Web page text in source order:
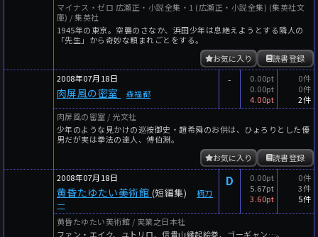
マイナス・ゼロ 広瀬正・小説全集・1 (広瀬正・小説全集) (集英社文
庫) / 集英社
1945年の東京。空襲のさなか、浜田少年は息絶えようとする隣人の
「先生」から奇妙な頼まれごとをする。
読書登録
お気に入り
2008年07月18日
肉屏風の密室 森福都
-
0.00pt
0.00pt
4.00pt
0件
0件
2件
肉屏風の密室 / 光文社
少年のような見かけの巡按御史・趙希舜のお供は、ひょろりとした優
男だが実は拳法の達人、傅伯淵。
読書登録
お気に入り
2008年07月18日
黄昏たゆたい美術館 (短編集)
柄刀
一
D
0.00pt
5.67pt
3.60pt
0件
3件
5件
黄昏たゆたい美術館 / 実業之日本社
ファン・エイク、ユトリロ、信貴山縁起絵巻、ゴーギャン…。